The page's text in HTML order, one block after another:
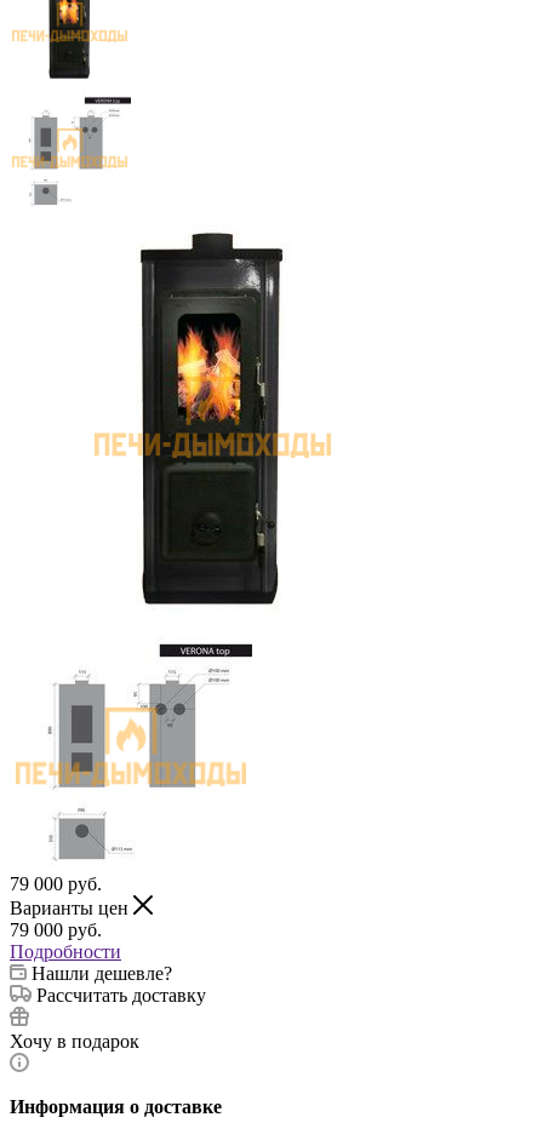
79 000 руб.
Варианты цен
79 000 руб.
Подробности
Нашли дешевле?
Рассчитать доставку
Хочу в подарок
Информация о доставке